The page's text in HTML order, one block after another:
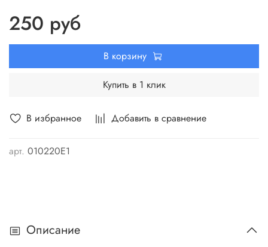
В избранное Добавить в сравнение
арт. 010220Е1
250 руб
В корзину
Купить в 1 клик
Описание